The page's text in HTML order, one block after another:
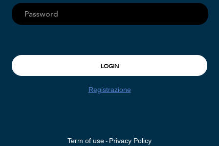
Registrazione
Term of use- Privacy Policy